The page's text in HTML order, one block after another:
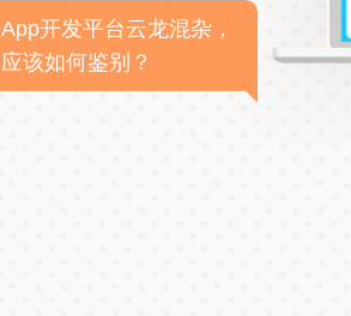
App开发平台云龙混杂，
应该如何鉴别？